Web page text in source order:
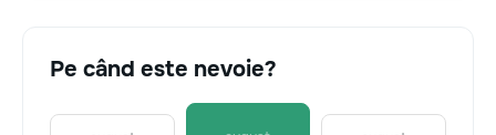
Pe când este nevoie?